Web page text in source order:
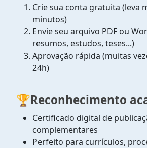
Crie sua conta gratuita (leva
minutos)
Envie seu arquivo PDF ou
resumos, estudos, teses...)
Aprovação rápida (muitas
24h)
🏆Reconhecimento
Certificado digital de
complementares
Perfeito para currículos,